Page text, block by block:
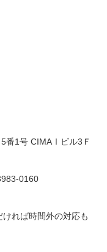
番1号 CIMAⅠビル3Ｆ
0160
れば時間外の対応も